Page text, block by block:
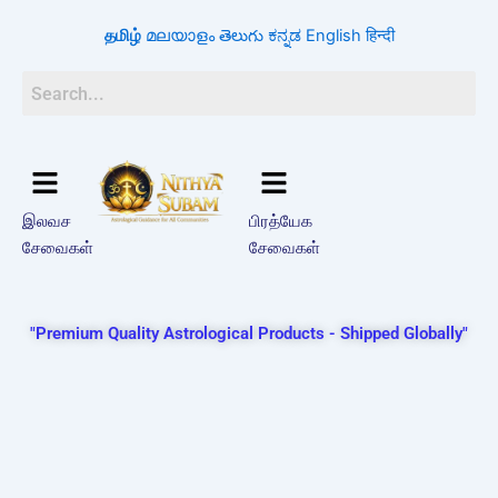
தமிழ் മലയാളം తెలుగు ಕನ್ನಡ English हिन्दी
இலவச
சேவைகள்
பிரத்யேக
சேவைகள்
"Premium Quality Astrological Products - Shipped Globally"